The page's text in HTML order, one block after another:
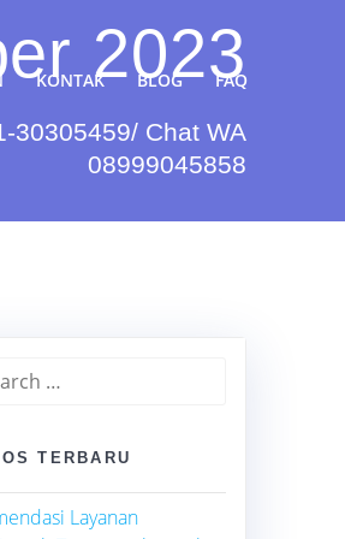
KONTAK BLOG FAQ
2023
30305459/ Chat WA
08999045858
TERBARU
Layanan